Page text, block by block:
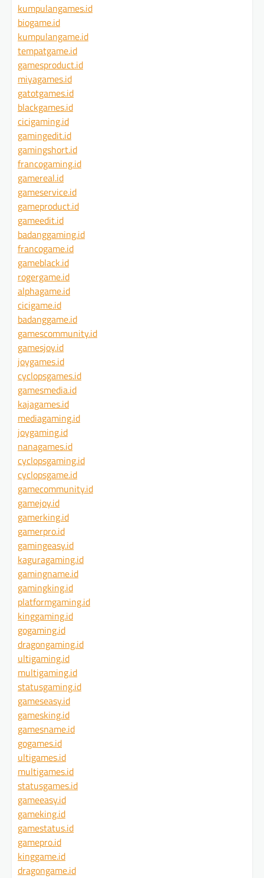
kumpulangames.id
biogame.id
kumpulangame.id
tempatgame.id
gamesproduct.id
miyagames.id
gatotgames.id
blackgames.id
cicigaming.id
gamingedit.id
gamingshort.id
francogaming.id
gamereal.id
gameservice.id
gameproduct.id
gameedit.id
badanggaming.id
francogame.id
gameblack.id
rogergame.id
alphagame.id
cicigame.id
badanggame.id
gamescommunity.id
gamesjoy.id
joygames.id
cyclopsgames.id
gamesmedia.id
kajagames.id
mediagaming.id
joygaming.id
nanagames.id
cyclopsgaming.id
cyclopsgame.id
gamecommunity.id
gamejoy.id
gamerking.id
gamerpro.id
gamingeasy.id
kaguragaming.id
gamingname.id
gamingking.id
platformgaming.id
kinggaming.id
gogaming.id
dragongaming.id
ultigaming.id
multigaming.id
statusgaming.id
gameseasy.id
gamesking.id
gamesname.id
gogames.id
ultigames.id
multigames.id
statusgames.id
gameeasy.id
gameking.id
gamestatus.id
gamepro.id
kinggame.id
dragongame.id